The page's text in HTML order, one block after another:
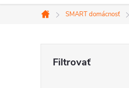
Domov
SMART domácnosť